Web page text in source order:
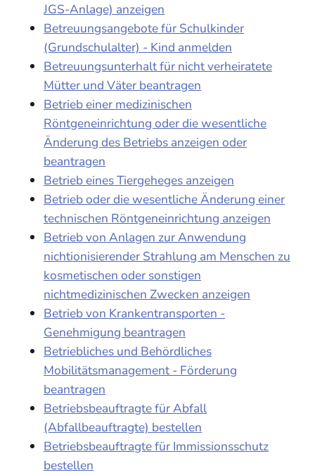
JGS-Anlage) anzeigen
Betreuungsangebote für Schulkinder
(Grundschulalter) - Kind anmelden
Betreuungsunterhalt für nicht verheiratete
Mütter und Väter beantragen
Betrieb einer medizinischen
Röntgeneinrichtung oder die wesentliche
Änderung des Betriebs anzeigen oder
beantragen
Betrieb eines Tiergeheges anzeigen
Betrieb oder die wesentliche Änderung einer
technischen Röntgeneinrichtung anzeigen
Betrieb von Anlagen zur Anwendung
nichtionisierender Strahlung am Menschen zu
kosmetischen oder sonstigen
nichtmedizinischen Zwecken anzeigen
Betrieb von Krankentransporten -
Genehmigung beantragen
Betriebliches und Behördliches
Mobilitätsmanagement - Förderung
beantragen
Betriebsbeauftragte für Abfall
(Abfallbeauftragte) bestellen
Betriebsbeauftragte für Immissionsschutz
bestellen